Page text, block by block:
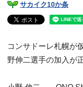
サカイク10か条
コンサドーレ札幌が
野伸二選手の加入が